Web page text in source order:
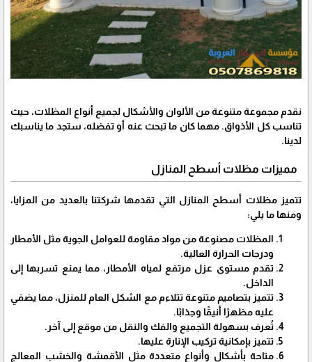
نقدم مجموعة متنوعة من الألوان والأشكال لجميع أنواع المظلات، حيث
تناسب كل الأذواق. مهما كان ما تبحث عنه أو تفضله، ستجد ما يناسبك
لدينا.
مميزات مظلات أسطح المنازل
تتميز مظلات أسطح المنازل التي تقدمها شركتنا بالعديد من المزايا،
ومنها ما يلي:
المظلات مصنوعة من مواد مقاومة للعوامل الجوية مثل الأمطار
ودرجات الحرارة العالية.
تقدم مستوى عزل مرتفع لمياه الأمطار، مما يمنع تسربها إلى
الداخل.
تتميز بتصاميم متنوعة تتلاءم مع الشكل العام للمنزل، مما يضفي
عليه مظهرًا أنيقًا وجذابًا.
تُعرف بسهولة التجميع والفك والنقل من موقع إلى آخر.
تتميز بإمكانية تركيب الإنارة عليها.
متاحة بأشكال وأنواع متعددة مثل الأقمشة والخشب المعالج